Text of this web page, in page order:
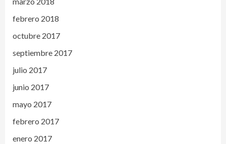
febrero 2018
octubre 2017
septiembre 2017
julio 2017
junio 2017
mayo 2017
febrero 2017
enero 2017